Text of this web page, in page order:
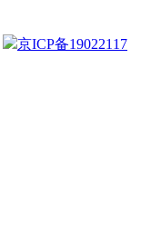
京ICP备19022117